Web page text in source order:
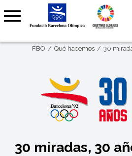
Ofertas de trabajo
Aula de Historia
Premio Internacional FBO – Arte sobre
Clubs Centenarios
Barcelona Olímpica
Noticias
Contacto
FBO Qué hacemos 30
30 miradas, 30